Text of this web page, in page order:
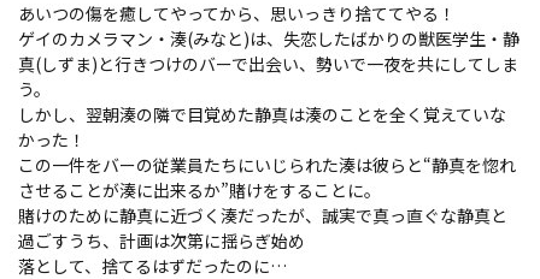
あいつの傷を癒してやってから、思いっきり捨ててやる！
ゲイのカメラマン・湊(みなと)は、失恋したばかりの獣医学生・静
真(しずま)と行きつけのバーで出会い、勢いで一夜を共にしてしま
う。
しかし、翌朝湊の隣で目覚めた静真は湊のことを全く覚えていな
かった――！
この一件をバーの従業員たちにいじられた湊は彼らと“静真を惚れ
させることが湊に出来るか”賭けをすることに。
賭けのために静真に近づく湊だったが、誠実で真っ直ぐな静真と
過ごすうち、計画は次第に揺らぎ始め――
落として、捨てるはずだったのに…